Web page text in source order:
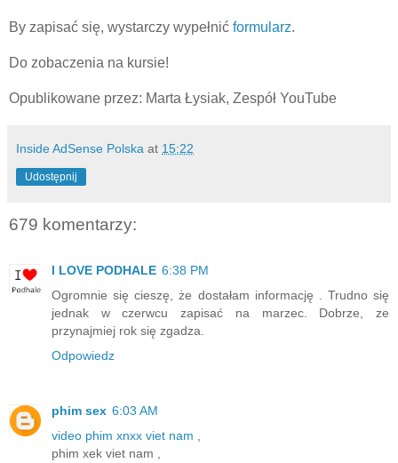
By zapisać się, wystarczy wypełnić formularz.
Do zobaczenia na kursie!
Opublikowane przez: Marta Łysiak, Zespół YouTube
Inside AdSense Polska at 15:22
Udostępnij
679 komentarzy:
I LOVE PODHALE 6:38 PM
Ogromnie się cieszę, że dostałam informację . Trudno się
jednak w czerwcu zapisać na marzec. Dobrze, ze
przynajmiej rok się zgadza.
Odpowiedz
phim sex 6:03 AM
video phim xnxx viet nam
phim xek viet nam ,